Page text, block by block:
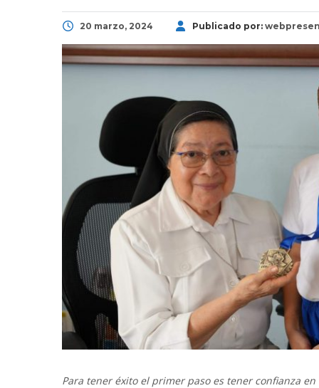
20 marzo, 2024 Publicado por:
Para tener éxito el primer paso es tener confianza